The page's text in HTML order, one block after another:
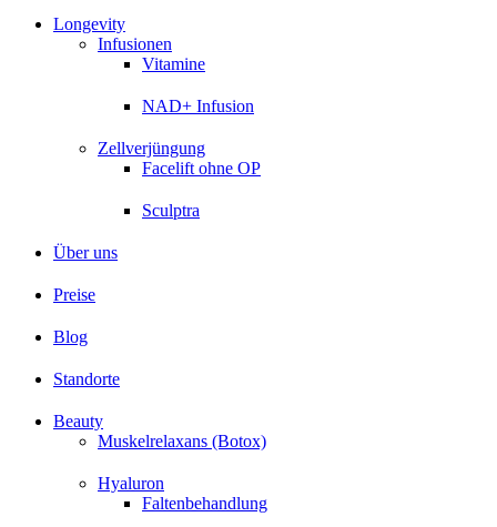
Longevity
Infusionen
Vitamine
NAD+ Infusion
Zellverjüngung
Facelift ohne OP
Sculptra
Über uns
Preise
Blog
Standorte
Beauty
Muskelrelaxans (Botox)
Hyaluron
Faltenbehandlung